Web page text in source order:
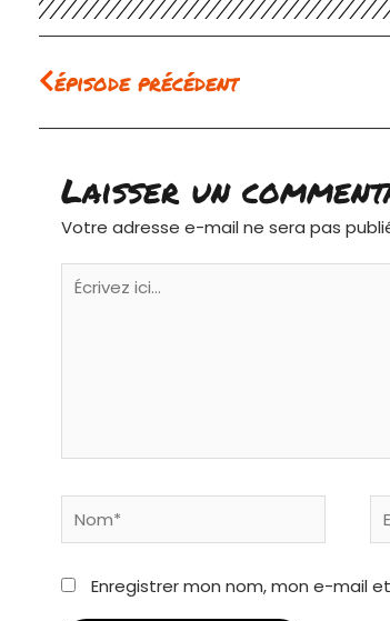
Précédent
épisode précédent
Laisser un
Votre adresse e-mail ne sera pas
Écrivez
ici…
Nom*
E-
Enregistrer mon nom, mon e-mail